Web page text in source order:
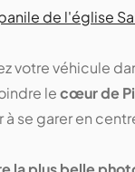
de l'église
votre véhicule
lecœur de
à se garer en